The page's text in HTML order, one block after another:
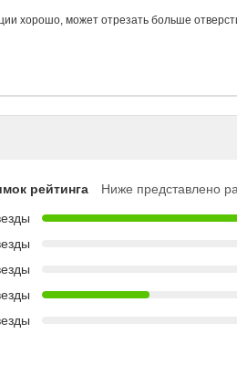
хорошо, может отрезать больше
рейтинга
Ниже представлено